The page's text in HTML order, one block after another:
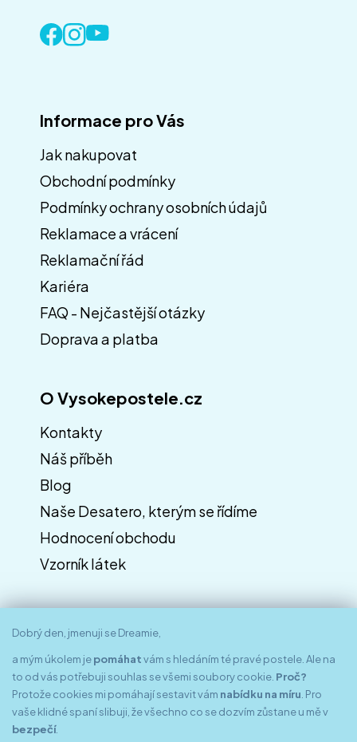
Dobrý den, jmenuji se Dreamie,
a mým úkolem jepomáhatvám s hledáním té pravé postele. Ale na
to od vás potřebuji souhlas se všemi soubory cookie. Proč?
Protože cookies mi pomáhají sestavit vám nabídku na míru . Pro
vaše klidné spaní slibuji, že všechno co se dozvím zůstane u mě v
bezpečí.
á
p
a
Informace pro Vás
Jak nakupovat
Obchodní podmínky
Podmínky ochrany osobních údajů
Reklamace a vrácení
Reklamační řád
Kariéra
FAQ - Nejčastější otázky
Doprava a platba
O Vysokepostele.cz
Kontakty
Náš příběh
Blog
Naše Desatero, kterým se řídíme
Hodnocení obchodu
Vzorník látek